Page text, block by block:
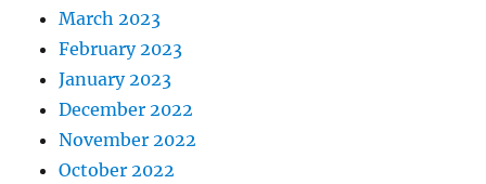
March 2023
February 2023
January 2023
December 2022
November 2022
October 2022